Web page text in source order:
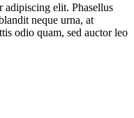
adipiscing elit. Phasellus
neque urna, at
odio quam, sed auctor leo